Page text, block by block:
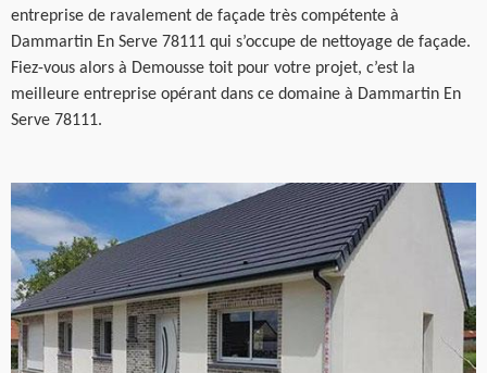
entreprise de ravalement de façade très compétente à
Dammartin En Serve 78111 qui s’occupe de nettoyage de façade.
Fiez-vous alors à Demousse toit pour votre projet, c’est la
meilleure entreprise opérant dans ce domaine à Dammartin En
Serve 78111.